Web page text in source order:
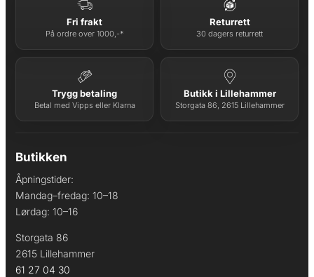
Fri frakt
På ordre over 1000,-*
Returrett
30 dagers returrett
Trygg betaling
Betal med Vipps eller Klarna
Butikk i Lillehammer
Storgata 86, 2615 Lillehammer
Butikken
Åpningstider:
Mandag–fredag: 10–18
Lørdag: 10–16
Storgata 86
2615 Lillehammer
61 27 04 30